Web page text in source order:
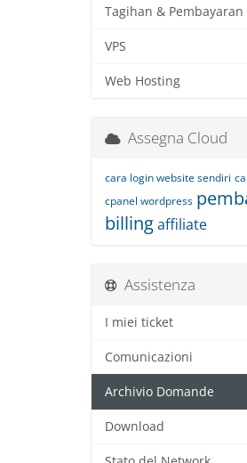
Tagihan & Pembayaran
VPS
Web Hosting
Assegna Cloud
cara login website sendiri
cpanel wordpress
billingaffiliate
Assistenza
I miei ticket
Comunicazioni
Archivio Domande
Download